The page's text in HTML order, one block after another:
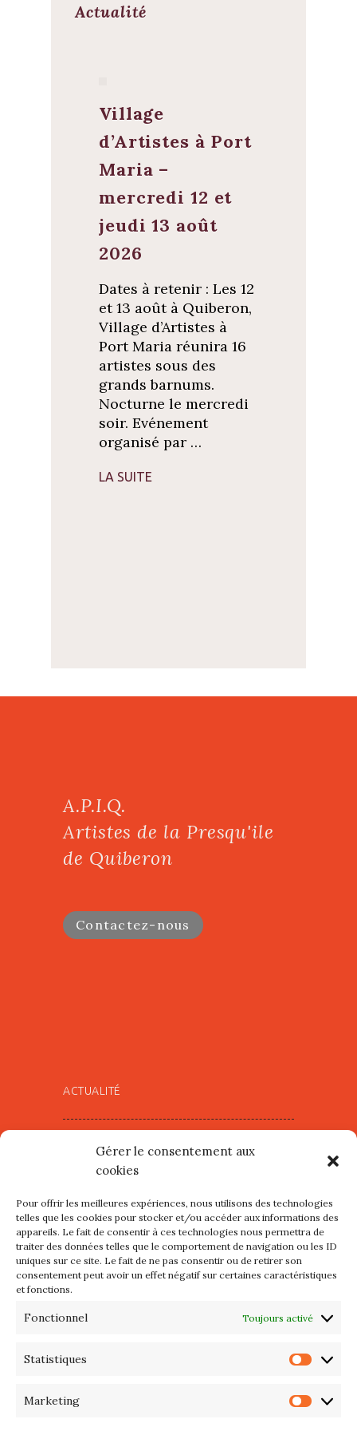
Gérer le consentement aux
cookies
Pour offrir les meilleures expériences, nous utilisons des technologies
telles que les cookies pour stocker et/ou accéder aux informations des
appareils. Le fait de consentir à ces technologies nous permettra de
traiter des données telles que le comportement de navigation ou les ID
uniques sur ce site. Le fait de ne pas consentir ou de retirer son
consentement peut avoir un effet négatif sur certaines caractéristiques
et fonctions.
Fonctionnel Toujours activé
Statistiques
Marketing
Actualité
Village
d’Artistes à Port
Maria –
mercredi 12 et
jeudi 13 août
2026
Dates à retenir : Les 12
et 13 août à Quiberon,
Village d’Artistes à
Port Maria réunira 16
artistes sous des
grands barnums.
Nocturne le mercredi
soir. Evénement
organisé par …
LA SUITE
A.P.I.Q.
Artistes de la Presqu'ile
de Quiberon
Contactez-nous
ACTUALITÉ
mercredi 12 et jeudi 13 août
2026
Les petits formats du Port
d’Orange : Mercredi 22 juillet de
10h à 20h
2026 – Maison du Phare de